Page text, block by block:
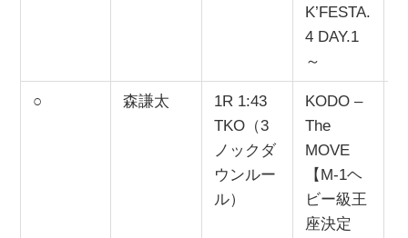
K’FESTA.
4 DAY.1
～
○ 森謙太
1R 1:43
TKO（3
ノックダ
ウンルー
ル）
KODO –
The
MOVE
【M-1ヘ
ビー級王
座決定